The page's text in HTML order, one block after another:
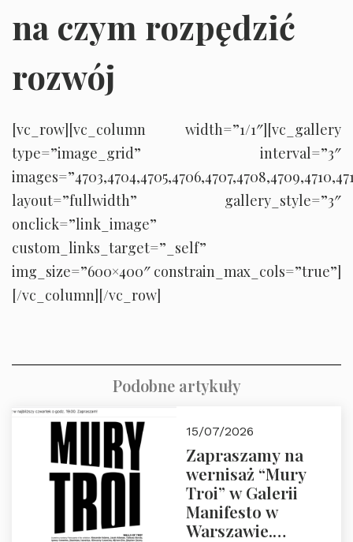
na czym rozpędzić
rozwój
[vc_row][vc_column width=”1/1″][vc_gallery
type=”image_grid” interval=”3″
layout=”fullwidth” gallery_style=”3″
onclick=”link_image”
custom_links_target=”_self”
img_size=”600×400″ constrain_max_cols=”true”]
[/vc_column][/vc_row]
Podobne artykuły
15/07/2026
Zapraszamy na
wernisaż “Mury
Troi” w Galerii
Manifesto w
Warszawie.